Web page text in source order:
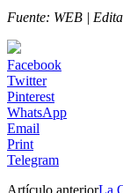
Fuente: WEB |
Facebook
Twitter
Pinterest
WhatsApp
Email
Print
Telegram
Artículo anteriorLa